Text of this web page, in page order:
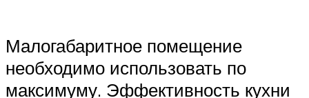
Малогабаритное помещение
необходимо использовать по
максимуму. Эффективность кухни